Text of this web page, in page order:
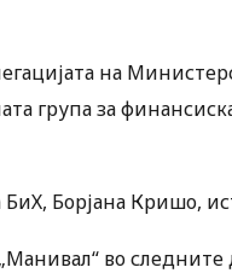
на
група за
Борјана Кришо,
во